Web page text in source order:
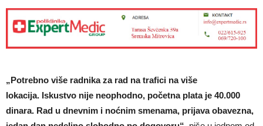
„Potrebno više radnika za rad na trafici na više
lokacija. Iskustvo nije neophodno, početna plata je 40.000
dinara. Rad u dnevnim i noćnim smenama, prijava obavezna,